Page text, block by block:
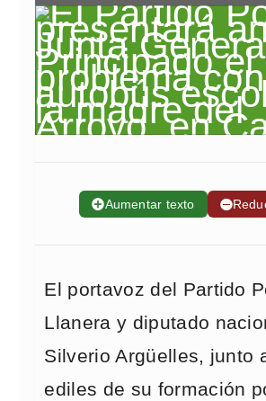
➕Aumentar texto ➖
El portavoz del Partido
Llanera y diputado
Silverio Argüelles, junto
ediles de su formación